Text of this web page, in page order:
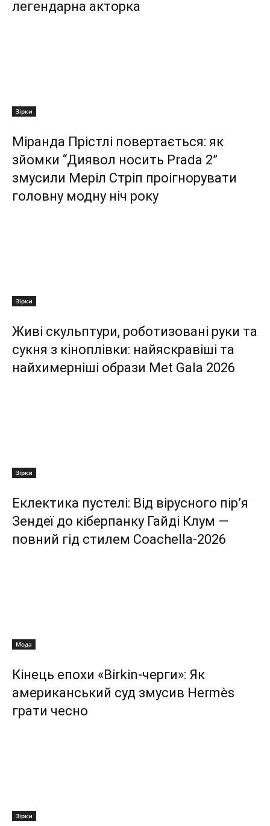
легендарна акторка
Зірки
Міранда Прістлі повертається: як
зйомки “Диявол носить Prada 2”
змусили Меріл Стріп проігнорувати
головну модну ніч року
Зірки
Живі скульптури, роботизовані руки та
сукня з кіноплівки: найяскравіші та
найхимерніші образи Met Gala 2026
Зірки
Еклектика пустелі: Від вірусного пір’я
Зендеї до кіберпанку Гайді Клум —
повний гід стилем Coachella-2026
Мода
Кінець епохи «Birkin-черги»: Як
американський суд змусив Hermès
грати чесно
Зірки